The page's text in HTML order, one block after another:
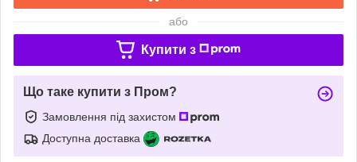
або
Купити з
Що таке купити з Пром?
Замовлення під захистом
Доступна доставка